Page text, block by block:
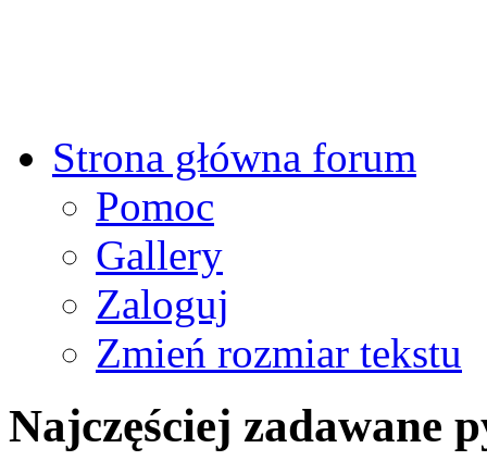
Strona główna forum
Pomoc
Gallery
Zaloguj
Zmień rozmiar tekstu
Najczęściej zadawane